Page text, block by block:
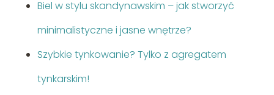
Biel w stylu skandynawskim – jak stworzyć
minimalistyczne i jasne wnętrze?
Szybkie tynkowanie? Tylko z agregatem
tynkarskim!